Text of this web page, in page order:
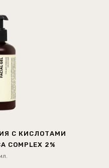
С КИСЛОТАМИ
COMPLEX 2%